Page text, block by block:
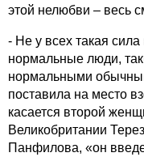
этой нелюбви – весь
- Не у всех такая
нормальные люди,
нормальными
поставила на место
касается второй
Великобритании
Панфилова, «он